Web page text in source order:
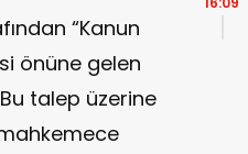
“Kanun
önüne gelen
talep üzerine